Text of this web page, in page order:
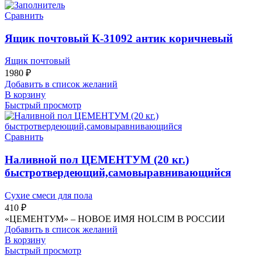
Сравнить
Ящик почтовый К-31092 антик коричневый
Ящик почтовый
1980 ₽
Добавить в список желаний
В корзину
Быстрый просмотр
Сравнить
Наливной пол ЦЕМЕНТУМ (20 кг.)
быстротвердеющий,самовыравнивающийся
Сухие смеси для пола
410 ₽
«ЦЕМЕНТУМ» – НОВОЕ ИМЯ HOLCIM В РОССИИ
Добавить в список желаний
В корзину
Быстрый просмотр